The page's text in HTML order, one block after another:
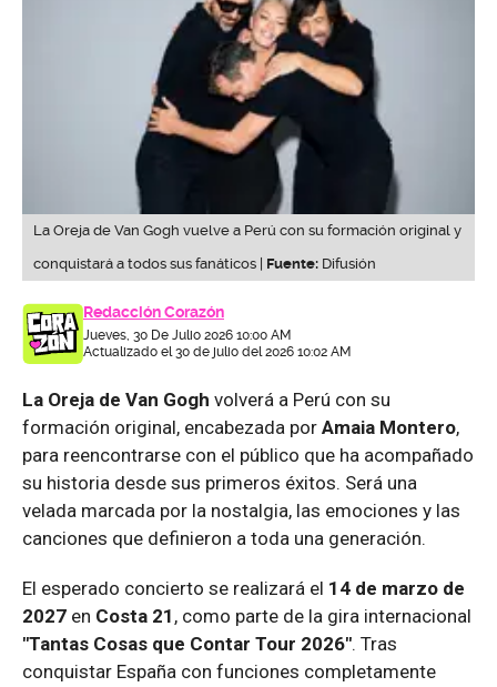
La Oreja de Van Gogh vuelve a Perú con su formación original y
conquistará a todos sus fanáticos | Fuente: Difusión
Redacción Corazón
Jueves, 30 De Julio 2026 10:00 AM
Actualizado el 30 de julio del 2026 10:02 AM
La Oreja de Van Gogh volverá a Perú con su
formación original, encabezada por Amaia Montero,
para reencontrarse con el público que ha acompañado
su historia desde sus primeros éxitos. Será una
velada marcada por la nostalgia, las emociones y las
canciones que definieron a toda una generación.
El esperado concierto se realizará el 14 de marzo de
2027 en Costa 21 , como parte de la gira internacional
"Tantas Cosas que Contar Tour 2026". Tras
conquistar España con funciones completamente